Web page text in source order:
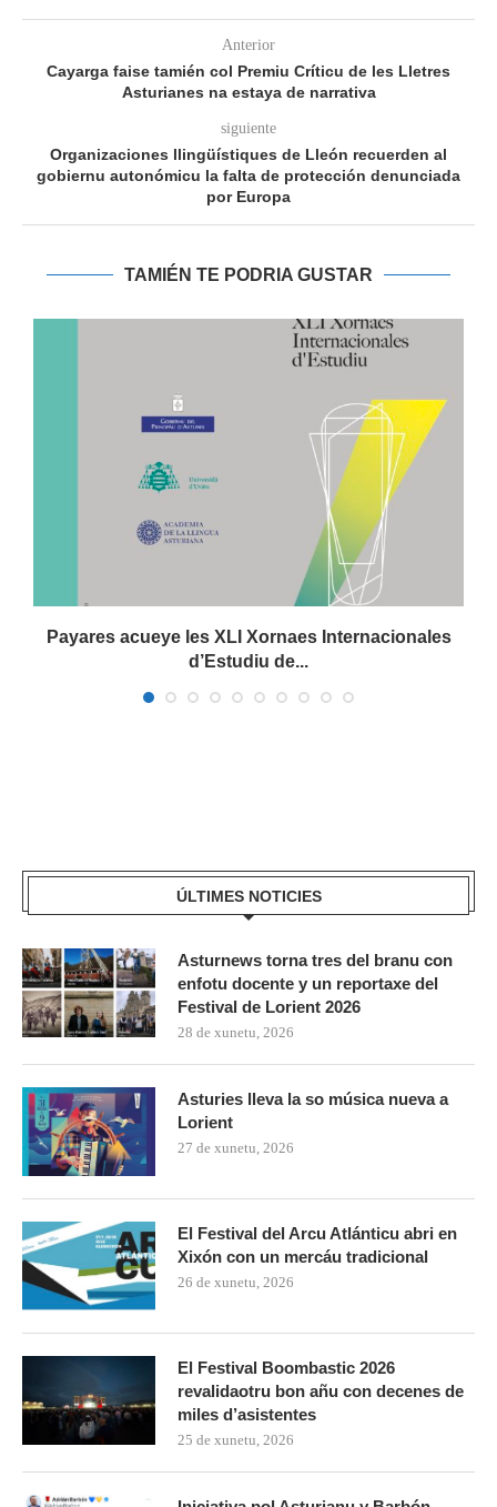
Anterior
Cayarga faise tamién col Premiu Críticu de les Lletres
Asturianes na estaya de narrativa
siguiente
Organizaciones llingüístiques de Lleón recuerden al
gobiernu autonómicu la falta de protección denunciada
por Europa
TAMIÉN TE PODRIA GUSTAR
Payares acueye les XLI Xornaes Internacionales
d’Estudiu de...
ÚLTIMES NOTICIES
Asturnews torna tres del branu con
enfotu docente y un reportaxe del
Festival de Lorient 2026
28 de xunetu, 2026
Asturies lleva la so música nueva a
Lorient
27 de xunetu, 2026
El Festival del Arcu Atlánticu abri en
Xixón con un mercáu tradicional
26 de xunetu, 2026
El Festival Boombastic 2026
revalidaotru bon añu con decenes de
miles d’asistentes
25 de xunetu, 2026